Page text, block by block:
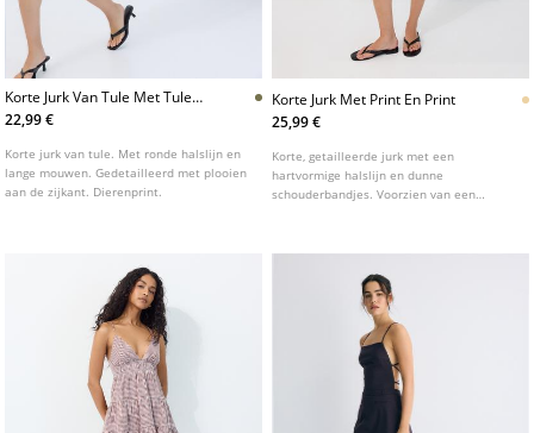
Korte Jurk Van Tule Met Tule
Print
22,99 €
Korte jurk van tule. Met ronde halslijn en
lange mouwen. Gedetailleerd met plooien
aan de zijkant. Dierenprint.
Korte Jurk Met Print En Print
25,99 €
Korte, getailleerde jurk met een
hartvormige halslijn en dunne
schouderbandjes. Voorzien van een